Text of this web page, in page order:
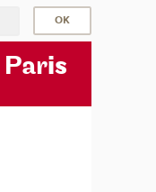
Paris